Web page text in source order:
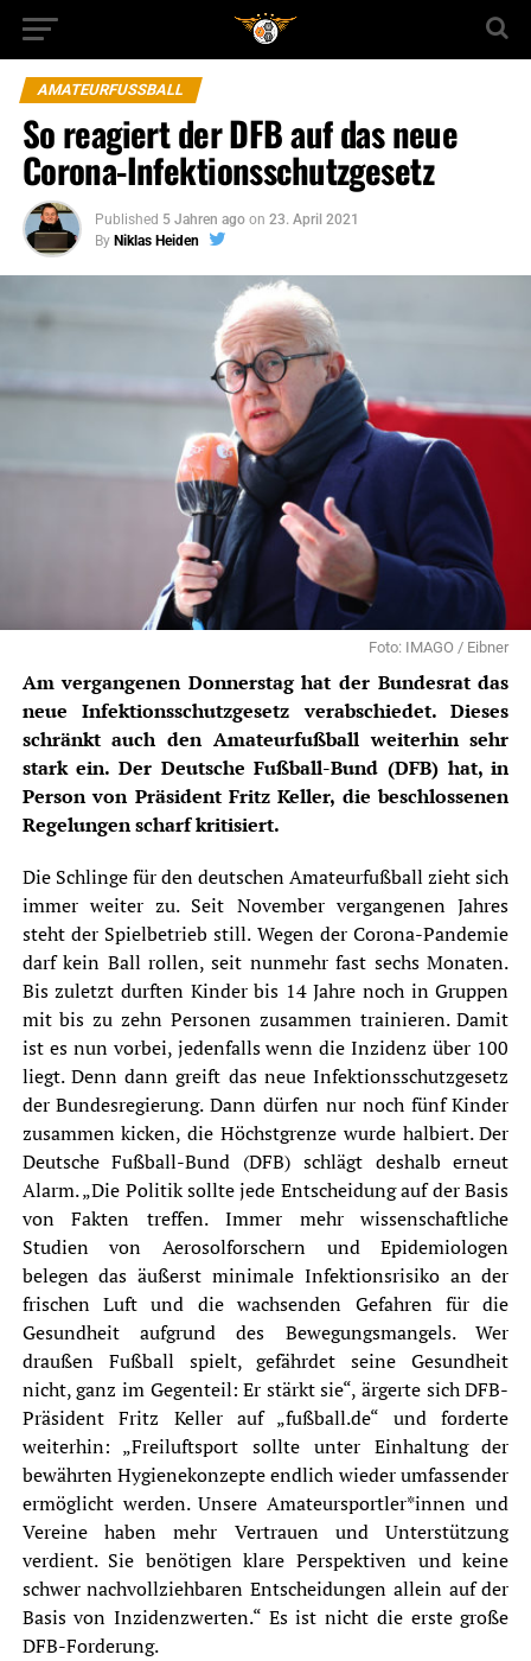
AMATEURFUSSBALL
So reagiert der DFB auf das neue
Corona-Infektionsschutzgesetz
Published 5 Jahren ago on 23. April 2021
By Niklas Heiden
Foto: IMAGO / Eibner
Am vergangenen Donnerstag hat der Bundesrat das
neue Infektionsschutzgesetz verabschiedet. Dieses
schränkt auch den Amateurfußball weiterhin sehr
stark ein. Der Deutsche Fußball-Bund (DFB) hat, in
Person von Präsident Fritz Keller, die beschlossenen
Regelungen scharf kritisiert.
Die Schlinge für den deutschen Amateurfußball zieht sich
immer weiter zu. Seit November vergangenen Jahres
steht der Spielbetrieb still. Wegen der Corona-Pandemie
darf kein Ball rollen, seit nunmehr fast sechs Monaten.
Bis zuletzt durften Kinder bis 14 Jahre noch in Gruppen
mit bis zu zehn Personen zusammen trainieren. Damit
ist es nun vorbei, jedenfalls wenn die Inzidenz über 100
liegt. Denn dann greift das neue Infektionsschutzgesetz
derBundesregierung. Dann dürfen nur noch fünf Kinder
zusammen kicken, die Höchstgrenze wurde halbiert. Der
Deutsche Fußball-Bund (DFB) schlägt deshalb erneut
Alarm. „Die Politik sollte jede Entscheidung auf der Basis
von Fakten treffen. Immer mehr wissenschaftliche
Studien von Aerosolforschern und Epidemiologen
belegen das äußerst minimale Infektionsrisiko an der
frischen Luft und die wachsenden Gefahren für die
Gesundheit aufgrund des Bewegungsmangels. Wer
draußen Fußball spielt, gefährdet seine Gesundheit
nicht, ganz im Gegenteil: Er stärkt sie“, ärgerte sich DFB-
Präsident Fritz Keller auf „fußball.de“ und forderte
weiterhin: „Freiluftsport sollte unter Einhaltung der
bewährten Hygienekonzepte endlich wieder umfassender
ermöglicht werden. Unsere Amateursportler*innen und
Vereine haben mehr Vertrauen und Unterstützung
verdient. Sie benötigen klare Perspektiven und keine
schwer nachvollziehbaren Entscheidungen allein auf der
Basis von Inzidenzwerten.“ Es ist nicht die erste große
DFB-Forderung.